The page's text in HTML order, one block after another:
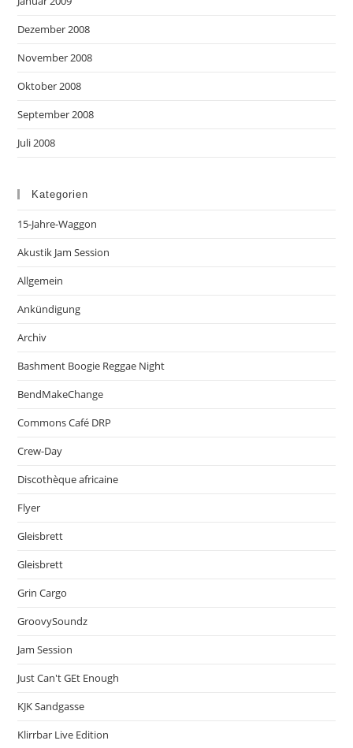
Dezember 2008
November 2008
Oktober 2008
September 2008
Juli 2008
Kategorien
15-Jahre-Waggon
Akustik Jam Session
Allgemein
Ankündigung
Archiv
Bashment Boogie Reggae Night
BendMakeChange
Commons Café DRP
Crew-Day
Discothèque africaine
Flyer
Gleisbrett
Gleisbrett
Grin Cargo
GroovySoundz
Jam Session
Just Can't GEt Enough
KJK Sandgasse
Klirrbar Live Edition